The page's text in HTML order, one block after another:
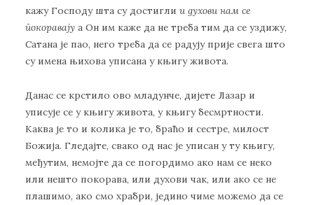
кажу Господу шта су достигли и духови нам се
покоравају а Он им каже да не треба тим да се уздижу,
Сатана је пао, него треба да се радују прије свега што
су имена њихова уписана у књигу живота.
Данас се крстило ово младунче, дијете Лазар и
уписује се у књигу живота, у књигу бесмртности.
Каква је то и колика је то, браћо и сестре, милост
Божија. Гледајте, свако од нас је уписан у ту књигу,
међутим, немојте да се погордимо ако нам се неко
или нешто покорава, или духови чак, или ако се не
плашимо, ако смо храбри, једино чиме можемо да се